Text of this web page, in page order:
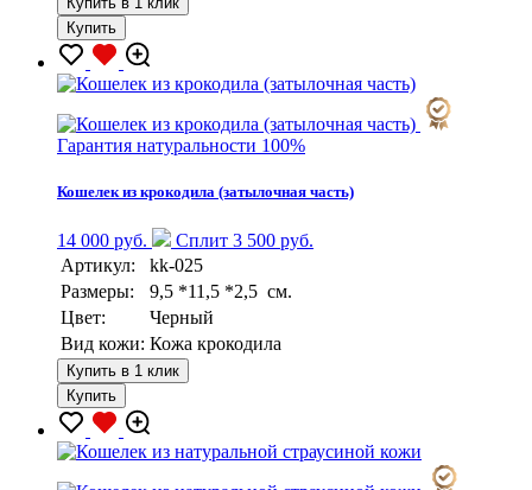
Купить
Гарантия натуральности 100%
Кошелек из крокодила (затылочная часть)
14 000 руб.
Сплит 3 500 руб.
Артикул:
kk-025
Размеры:
9,5 *11,5 *2,5 см.
Цвет:
Черный
Вид кожи: Кожа крокодила
Купить в 1 клик
Купить